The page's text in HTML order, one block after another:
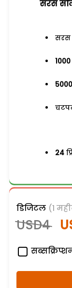
सरस
सरस
1000
5000
24
डिजिटल (1
USD4